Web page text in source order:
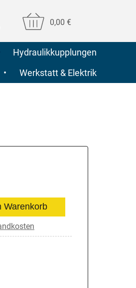
0,00 €
Hydraulikkupplungen
• Werkstatt & Elektrik